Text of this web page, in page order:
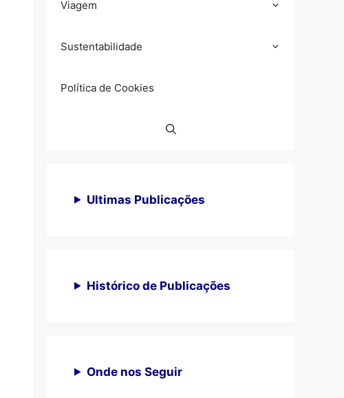
Viagem
Sustentabilidade
Política de Cookies
Ultimas Publicações
Histórico de Publicações
Onde nos Seguir